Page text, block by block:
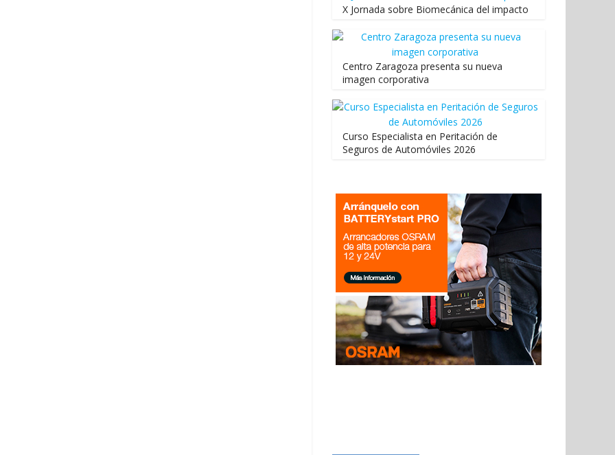
X Jornada sobre Biomecánica del impacto
Centro Zaragoza presenta su nueva
imagen corporativa
Curso Especialista en Peritación de
Seguros de Automóviles 2026